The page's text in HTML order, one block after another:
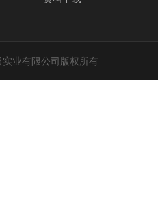
业有限公司版权所有